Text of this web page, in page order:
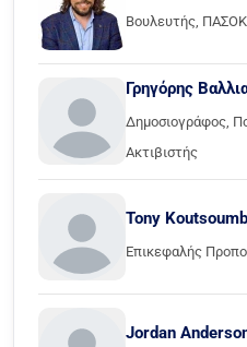
Βουλευτής,
Γρηγόρης
Δημοσιογράφος,
Ακτιβιστής
Tony
Επικεφαλής
Jordan